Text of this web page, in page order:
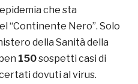
che sta
“Continente Nero”. Solo
della Sanità della
150sospetti casi di
dovuti al virus.